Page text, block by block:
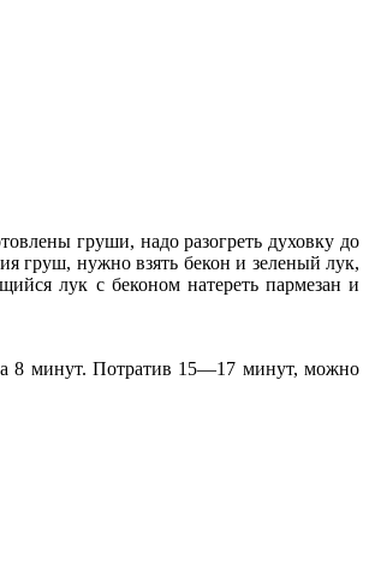
груши, надо разогреть духовку до
груш, нужно взять бекон и зеленый лук,
лук с беконом натереть пармезан и
8 минут. Потратив 15—17 минут, можно